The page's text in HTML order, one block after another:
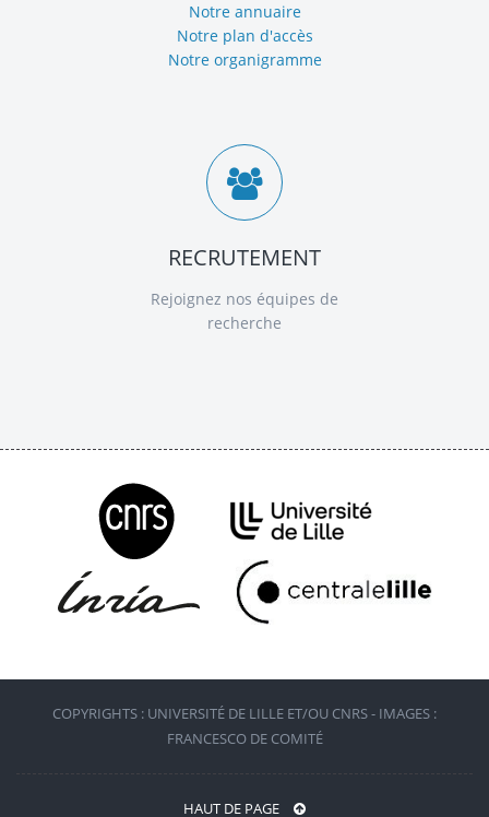
Notre annuaire
Notre plan d'accès
Notre organigramme
RECRUTEMENT
Rejoignez nos équipes de
recherche
COPYRIGHTS : UNIVERSITÉ DE LILLE ET/OU CNRS - IMAGES :
FRANCESCO DE COMITÉ
HAUT DE PAGE